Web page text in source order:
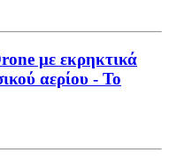
με εκρηκτικά
αερίου - Το